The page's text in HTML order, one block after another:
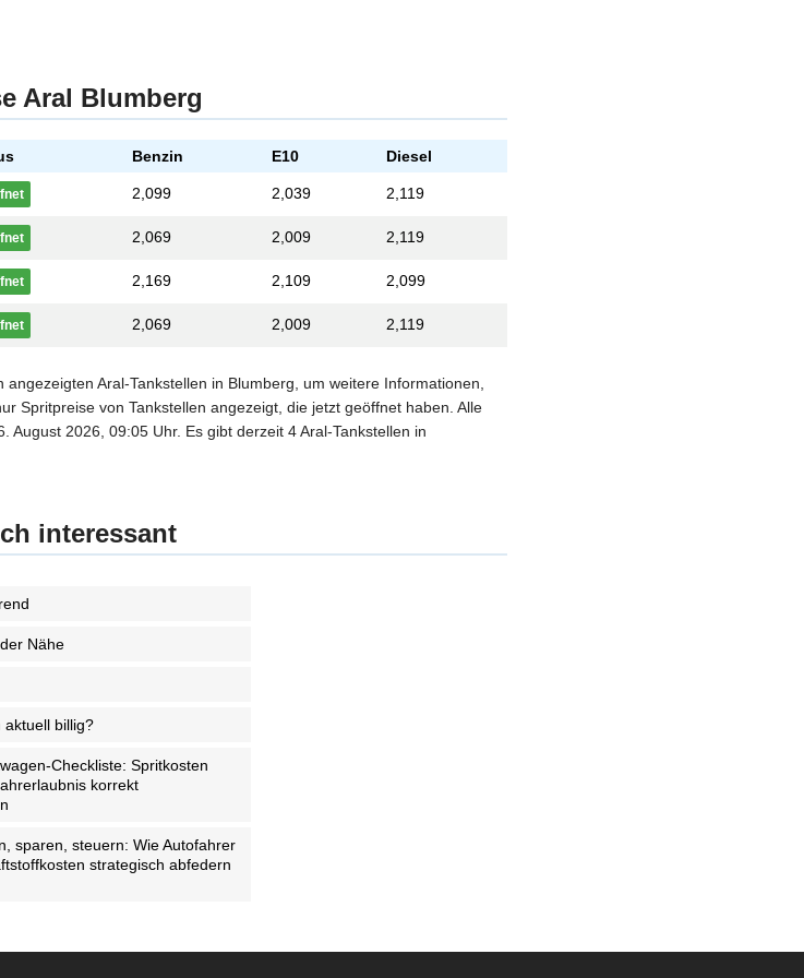
Aral Blumberg
Benzin E10 Diesel
2,099 2,039 2,119
2,069 2,009 2,119
2,169 2,109 2,099
2,069 2,009 2,119
Aral-Tankstellen in Blumberg, um weitere Informationen,
Spritpreise von Tankstellen angezeigt, die jetzt geöffnet haben. Alle
August 2026, 09:05 Uhr. Es gibt derzeit 4 Aral-Tankstellen in
interessant
Nähe
aktuell billig?
Checkliste: Spritkosten
korrekt
sparen, steuern: Wie Autofahrer
strategisch abfedern